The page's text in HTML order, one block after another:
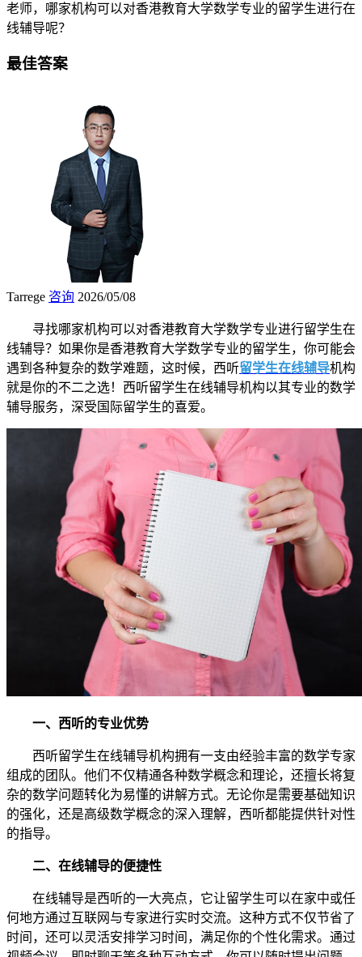
老师，哪家机构可以对香港教育大学数学专业的留学生进行在
线辅导呢？
最佳答案
Tarrege 咨询 2026/05/08
寻找哪家机构可以对香港教育大学数学专业进行留学生在
线辅导？如果你是香港教育大学数学专业的留学生，你可能会
遇到各种复杂的数学难题，这时候，西听留学生在线辅导机构
就是你的不二之选！西听留学生在线辅导机构以其专业的数学
辅导服务，深受国际留学生的喜爱。
一、西听的专业优势
西听留学生在线辅导机构拥有一支由经验丰富的数学专家
组成的团队。他们不仅精通各种数学概念和理论，还擅长将复
杂的数学问题转化为易懂的讲解方式。无论你是需要基础知识
的强化，还是高级数学概念的深入理解，西听都能提供针对性
的指导。
二、在线辅导的便捷性
在线辅导是西听的一大亮点，它让留学生可以在家中或任
何地方通过互联网与专家进行实时交流。这种方式不仅节省了
时间，还可以灵活安排学习时间，满足你的个性化需求。通过